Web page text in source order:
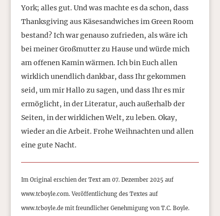
York; alles gut. Und was machte es da schon, dass
Thanksgiving aus Käsesandwiches im Green Room
bestand? Ich war genauso zufrieden, als wäre ich
bei meiner Großmutter zu Hause und würde mich
am offenen Kamin wärmen. Ich bin Euch allen
wirklich unendlich dankbar, dass Ihr gekommen
seid, um mir Hallo zu sagen, und dass Ihr es mir
ermöglicht, in der Literatur, auch außerhalb der
Seiten, in der wirklichen Welt, zu leben. Okay,
wieder an die Arbeit. Frohe Weihnachten und allen
eine gute Nacht.
Im Original erschien der Text am 07. Dezember 2025 auf
www.tcboyle.com. Veröffentlichung des Textes auf
www.tcboyle.de mit freundlicher Genehmigung von T.C. Boyle.